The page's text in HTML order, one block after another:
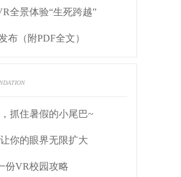
全景体验“生死跨越”
布（附PDF全文）
抓住暑假的小尾巴~
你的眼界无限扩大
份VR校园攻略